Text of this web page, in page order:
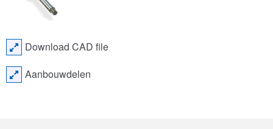
Download CAD file
Aanbouwdelen